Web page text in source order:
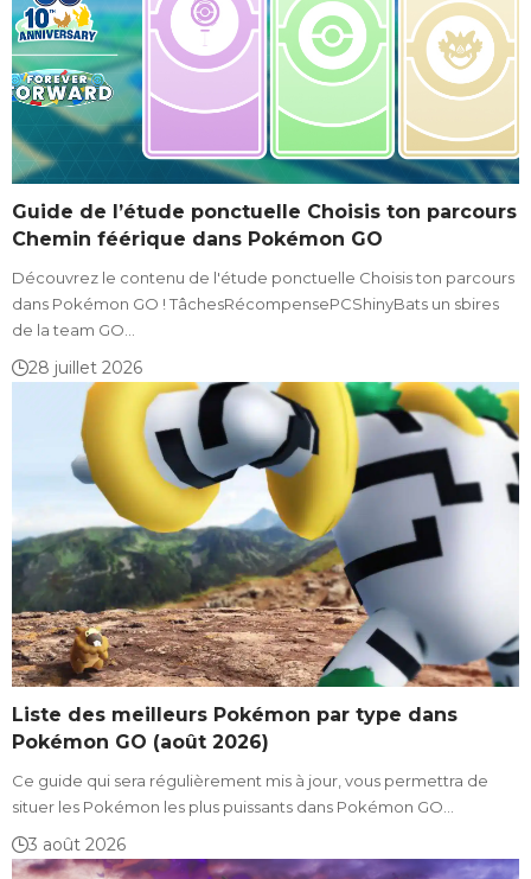
Guide de l’étude ponctuelle Choisis ton parcours
Chemin féérique dans Pokémon GO
Découvrez le contenu de l'étude ponctuelle Choisis ton parcours
dans Pokémon GO ! TâchesRécompensePCShinyBats un sbires
de la team GO…
28 juillet 2026
Liste des meilleurs Pokémon par type dans
Pokémon GO (août 2026)
Ce guide qui sera régulièrement mis à jour, vous permettra de
situer les Pokémon les plus puissants dans Pokémon GO…
3 août 2026